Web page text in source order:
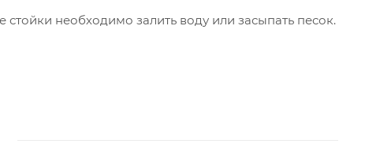
необходимо залить воду или засыпать песок.